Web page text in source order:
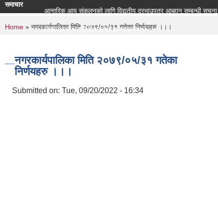
समाचार
आन्तरिक आय संकलनको लागि विद्युतीय दरभाउपत्र आब्हान सम्बन्धी सूचना
रिक्त पदमा स्थायी शिक्षक सरुवा सम्बन्धमा ।।।
You are here
Home » नगरकार्यपालिका मिति २०७९/०५/३१ गतेका निर्णयहरु ।।।
नगरकार्यपालिका मिति २०७९/०५/३१ गतेका
निर्णयहरु ।।।
Submitted on: Tue, 09/20/2022 - 16:34